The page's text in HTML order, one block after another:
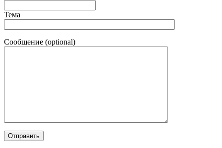
Тема
Сообщение (optional)